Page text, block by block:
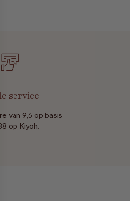
service
van 9,6 op basis
op Kiyoh.